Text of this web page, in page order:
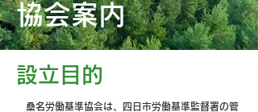
協会案内
設立目的
桑名労働基準協会は、四日市労働基準監督署の管